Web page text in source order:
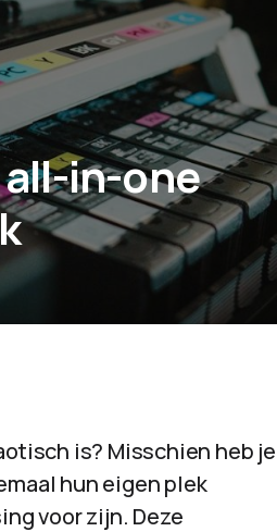
in-one
is? Misschien heb je
hun eigen plek
voor zijn. Deze